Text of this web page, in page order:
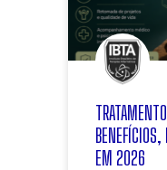
BENEFÍCIOS,
EM 2026